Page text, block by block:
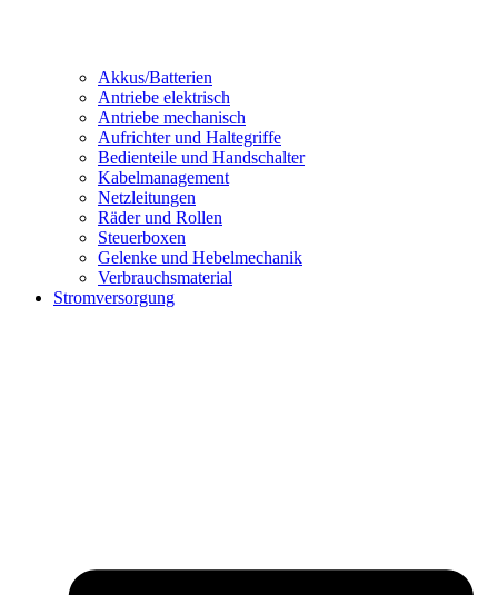
Akkus/Batterien
Antriebe elektrisch
Antriebe mechanisch
Aufrichter und Haltegriffe
Bedienteile und Handschalter
Kabelmanagement
Netzleitungen
Räder und Rollen
Steuerboxen
Gelenke und Hebelmechanik
Verbrauchsmaterial
Stromversorgung